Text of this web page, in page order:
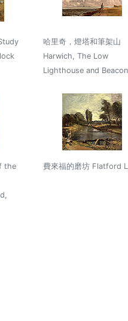
哈里奇，燈塔和筆架山
Harwich, The Low
Lighthouse and
the
費來福的磨坊 Flatford